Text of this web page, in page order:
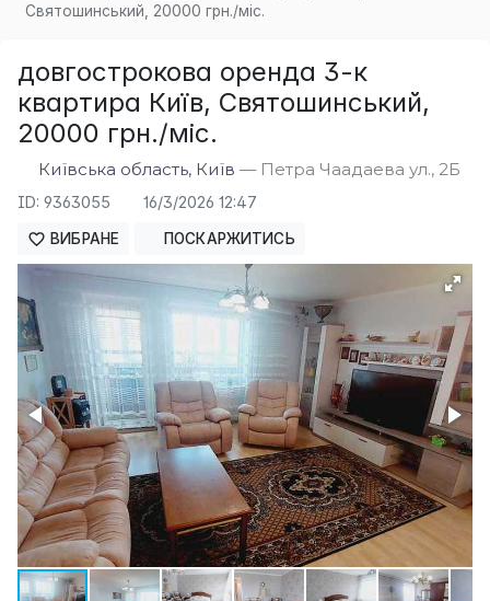
Святошинський, 20000 грн./міс.
довгострокова оренда 3-к
квартира Київ, Святошинський,
20000 грн./міс.
Київська область, Київ — Петра Чаадаева ул., 2Б
ID: 9363055 16/3/2026 12:47
ВИБРАНЕ ПОСКАРЖИТИСЬ